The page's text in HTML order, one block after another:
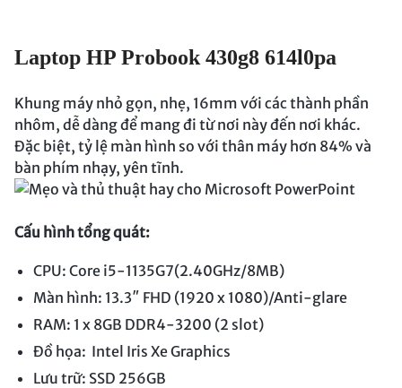
Laptop HP Probook 430g8 614l0pa
Khung máy nhỏ gọn, nhẹ, 16mm với các thành phần
nhôm, dễ dàng để mang đi từ nơi này đến nơi khác.
Đặc biệt, tỷ lệ màn hình so với thân máy hơn 84% và
bàn phím nhạy, yên tĩnh.
Cấu hình tổng quát:
CPU: Core i5-1135G7(2.40GHz/8MB)
Màn hình: 13.3″ FHD (1920 x 1080)/Anti-glare
RAM: 1 x 8GB DDR4-3200 (2 slot)
Đồ họa: Intel Iris Xe Graphics
Lưu trữ: SSD 256GB